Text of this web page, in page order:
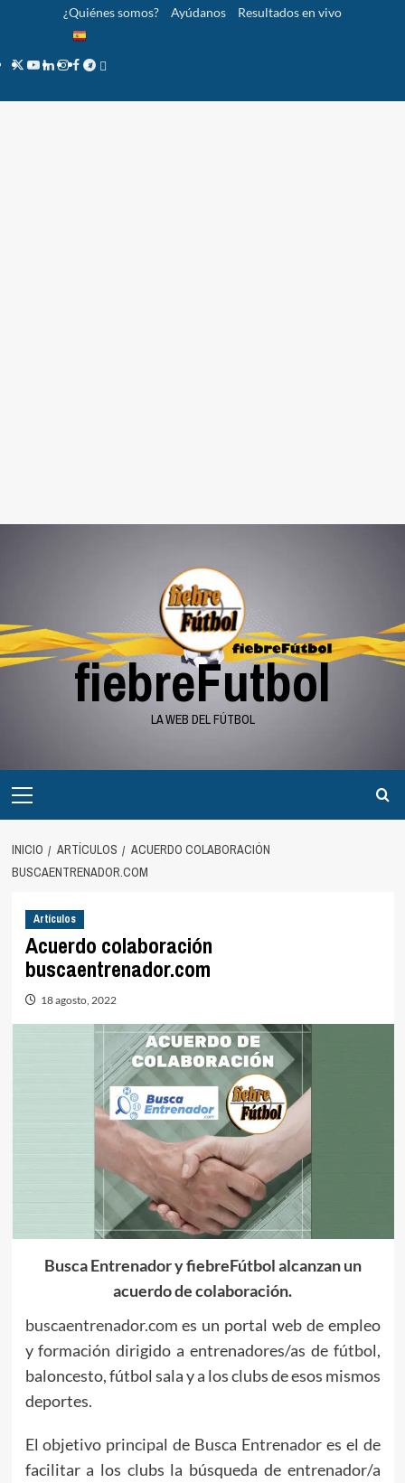
contenido
¿Quiénes somos? Ayúdanos Resultados en vivo
Twitter
YouTube
LinkedIn
Instagram
Facebook
Telegram
PayPal
fiebreFutbol
LA WEB DEL FÚTBOL
principal
INICIO ARTÍCULOS
ACUERDO COLABORACIÓN
BUSCAENTRENADOR.COM
Artículos
Acuerdo colaboración
buscaentrenador.com
18 agosto, 2022
Busca Entrenador y fiebreFútbol alcanzan un
acuerdo de colaboración.
buscaentrenador.com es un portal web de empleo
y formación dirigido a entrenadores/as de fútbol,
baloncesto, fútbol sala y a los clubs de esos mismos
deportes.
El objetivo principal de Busca Entrenador es el de
facilitar a los clubs la búsqueda de entrenador/a